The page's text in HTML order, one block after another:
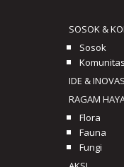
SOSOK &
Sosok
Komunitas
IDE &
RAGAM
Flora
Fauna
Fungi